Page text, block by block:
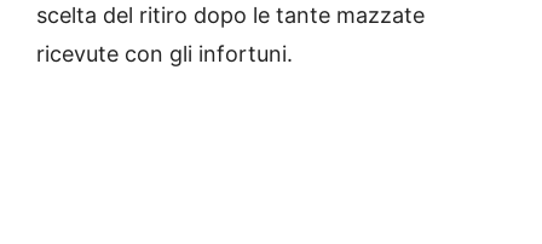
scelta del ritiro dopo le tante mazzate
ricevute con gli infortuni.